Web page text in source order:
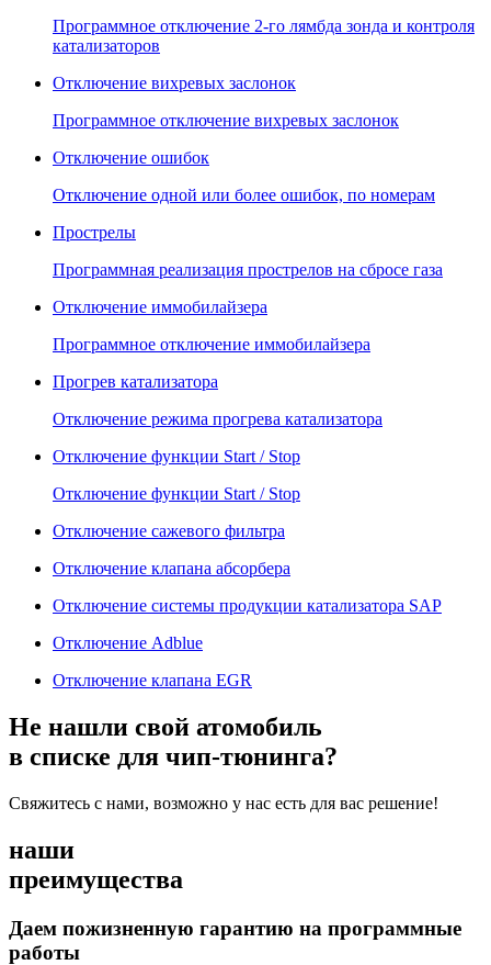
Программное отключение 2-го лямбда зонда и контроля
катализаторов
Отключение вихревых заслонок
Программное отключение вихревых заслонок
Отключение ошибок
Отключение одной или более ошибок, по номерам
Прострелы
Программная реализация прострелов на сбросе газа
Отключение иммобилайзера
Программное отключение иммобилайзера
Прогрев катализатора
Отключение режима прогрева катализатора
Отключение функции Start / Stop
Отключение функции Start / Stop
Отключение сажевого фильтра
Отключение клапана абсорбера
Отключение системы продукции катализатора SAP
Отключение Adblue
Отключение клапана EGR
Не нашли свой атомобиль
в списке для чип-тюнинга?
Свяжитесь с нами, возможно у нас есть для вас решение!
наши
преимущества
Даем пожизненную гарантию на программные
работы